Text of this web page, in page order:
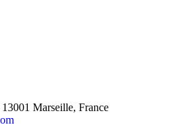
Marseille, France